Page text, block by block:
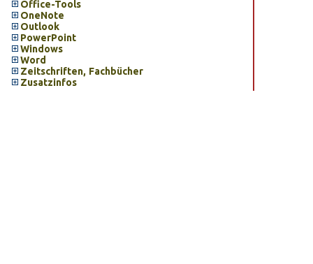
Office-Tools
OneNote
Outlook
PowerPoint
Windows
Word
Zeitschriften, Fachbücher
Zusatzinfos